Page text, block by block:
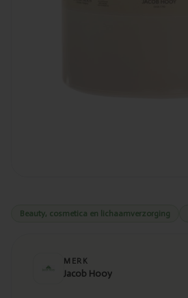
Beauty, cosmetica en lichaamverzorging
MERK
Jacob Hooy